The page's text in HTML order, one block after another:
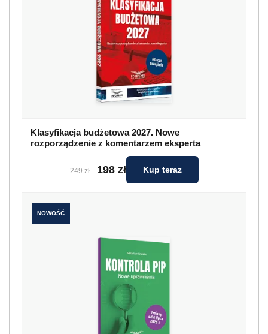
Klasyfikacja budżetowa 2027. Nowe
rozporządzenie z komentarzem eksperta
249 zł 198 zł Kup teraz
NOWOŚĆ